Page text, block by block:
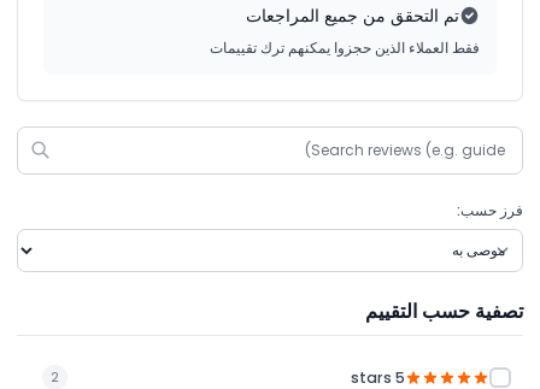
تم التحقق من جميع المراجعات
فقط العملاء الذين حجزوا يمكنهم ترك تقييمات
فرز حسب:
تصفية حسب التقييم
5 stars
2